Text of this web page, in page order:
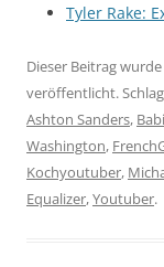
Tyler Rake:
Dieser Beitrag
veröffentlicht.
Ashton Sanders,
Washington,
Kochyoutuber,
Equalizer,Youtuber.